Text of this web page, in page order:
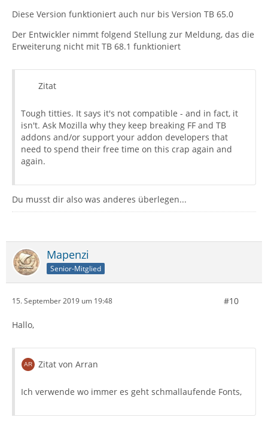
Diese Version funktioniert auch nur bis Version TB 65.0
Der Entwickler nimmt folgend Stellung zur Meldung, das die
Erweiterung nicht mit TB 68.1 funktioniert
Zitat
Tough titties. It says it's not compatible - and in fact, it
isn't. Ask Mozilla why they keep breaking FF and TB
addons and/or support your addon developers that
need to spend their free time on this crap again and
again.
Du musst dir also was anderes überlegen...
Mapenzi
Senior-Mitglied
15. September 2019 um 19:48 #10
Hallo,
Zitat von Arran
Ich verwende wo immer es geht schmallaufende Fonts,